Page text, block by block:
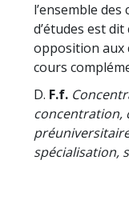
l’ensemble
d’études est
opposition aux
cours
D. F.f.
concentration,
spécialisation,